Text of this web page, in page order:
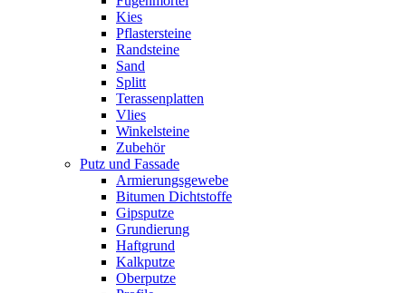
Kies
Pflastersteine
Randsteine
Sand
Splitt
Terassenplatten
Vlies
Winkelsteine
Zubehör
Putz und Fassade
Armierungsgewebe
Bitumen Dichtstoffe
Gipsputze
Grundierung
Haftgrund
Kalkputze
Oberputze